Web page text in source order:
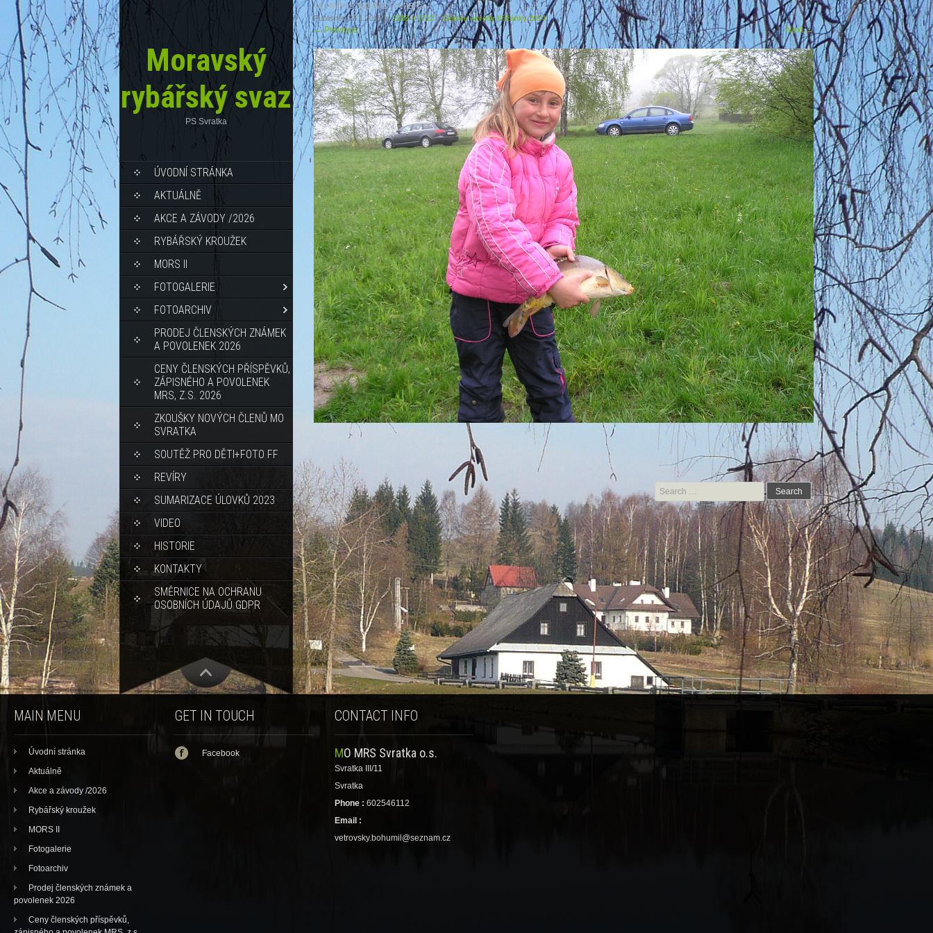
Moravský
rybářský svaz
PS Svratka
ÚVODNÍ STRÁNKA
AKTUÁLNĚ
AKCE A ZÁVODY /2026
RYBÁŘSKÝ KROUŽEK
MORS II
FOTOGALERIE
FOTOARCHIV
PRODEJ ČLENSKÝCH ZNÁMEK
A POVOLENEK 2026
CENY ČLENSKÝCH PŘÍSPĚVKŮ,
ZÁPISNÉHO A POVOLENEK
MRS, Z.S. 2026
ZKOUŠKY NOVÝCH ČLENŮ MO
SVRATKA
SOUTĚŽ PRO DĚTI+FOTO FF
REVÍRY
SUMARIZACE ÚLOVKŮ 2023
VIDEO
HISTORIE
KONTAKTY
SMĚRNICE NA OCHRANU
OSOBNÍCH ÚDAJŮ GDPR
OLYMPUS DIGITAL CAMERA
Published23.1.2015at2288 × 1712inDětské závody Křižánky 2014
←Previous Next→
Search for:
MAIN MENU
Úvodní stránka
Aktuálně
Akce a závody /2026
Rybářský kroužek
MORS II
Fotogalerie
Fotoarchiv
Prodej členských známek a
povolenek 2026
Ceny členských příspěvků,
GET IN TOUCH
Facebook
CONTACT INFO
MO MRS Svratka o.s.
Svratka III/11
Svratka
Phone : 602546112
Email :
vetrovsky.bohumil@seznam.cz